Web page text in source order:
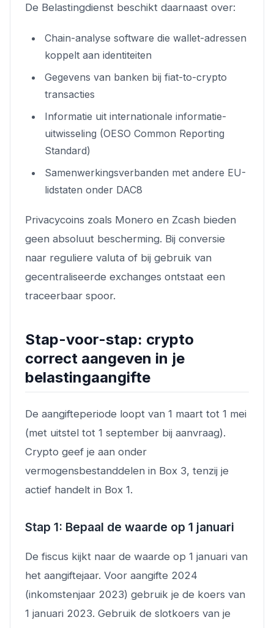
De Belastingdienst beschikt daarnaast over:
Chain-analyse software die wallet-adressen
koppelt aan identiteiten
Gegevens van banken bij fiat-to-crypto
transacties
Informatie uit internationale informatie-
uitwisseling (OESO Common Reporting
Standard)
Samenwerkingsverbanden met andere EU-
lidstaten onder DAC8
Privacycoins zoals Monero en Zcash bieden
geen absoluut bescherming. Bij conversie
naar reguliere valuta of bij gebruik van
gecentraliseerde exchanges ontstaat een
traceerbaar spoor.
Stap-voor-stap: crypto
correct aangeven in je
belastingaangifte
De aangifteperiode loopt van 1 maart tot 1 mei
(met uitstel tot 1 september bij aanvraag).
Crypto geef je aan onder
vermogensbestanddelen in Box 3, tenzij je
actief handelt in Box 1.
Stap 1: Bepaal de waarde op 1 januari
De fiscus kijkt naar de waarde op 1 januari van
het aangiftejaar. Voor aangifte 2024
(inkomstenjaar 2023) gebruik je de koers van
1 januari 2023. Gebruik de slotkoers van je